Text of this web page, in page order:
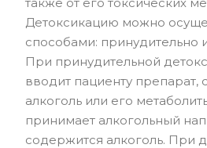
Детоксикацию можно
способами: принудительно
При принудительной
вводит пациенту
алкоголь или его
принимает алкогольный
содержится алкоголь. При